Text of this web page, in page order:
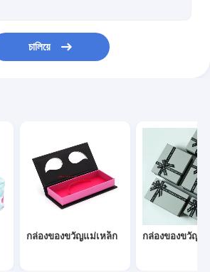
บกระดาษ
চালিয়ে
กล่องของขวัญแม่เหล็ก กล่องของขวัญพั